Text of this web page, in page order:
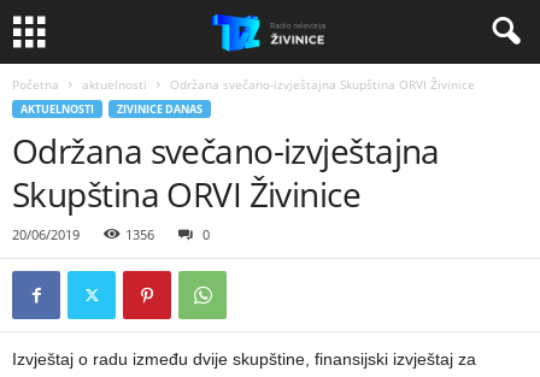
Početna aktuelnosti Održana svečano-izvještajna Skupština ORVI Živinice
AKTUELNOSTI ZIVINICE DANAS
Održana svečano-izvještajna
Skupština ORVI Živinice
20/06/2019 1356 0
Izvještaj o radu između dvije skupštine, finansijski izvještaj za